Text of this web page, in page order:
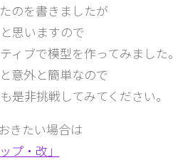
のを書きましたが
思いますので
ィブで模型を作ってみました。
意外と簡単なので
非挑戦してみてください。
きたい場合は
プ・改」